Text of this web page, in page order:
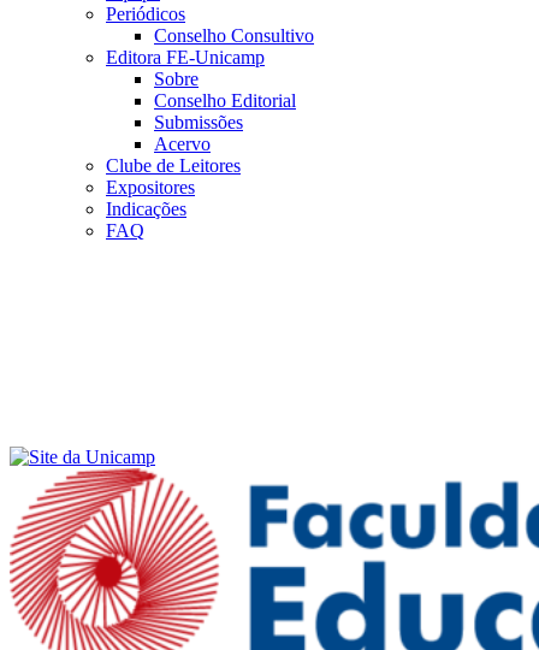
Periódicos
Conselho Consultivo
Editora FE-Unicamp
Sobre
Conselho Editorial
Submissões
Acervo
Clube de Leitores
Expositores
Indicações
FAQ